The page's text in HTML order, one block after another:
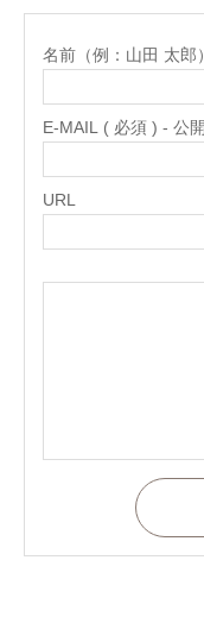
名前（例：山田 太郎
E-MAIL ( 必須 ) - 公
URL